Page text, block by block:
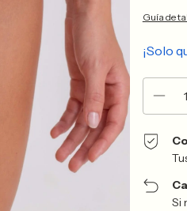
Guía de
¡Solo
Si